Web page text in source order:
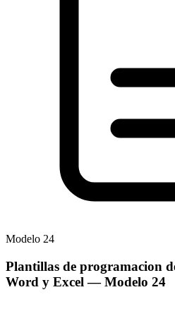
Modelo 24
Plantillas de programacion
Word y Excel — Modelo 24